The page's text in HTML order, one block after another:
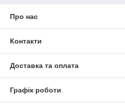
Про нас
Контакти
Доставка та оплата
Графік роботи